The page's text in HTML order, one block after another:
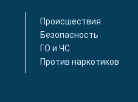
Происшествия
Безопасность
ГО и ЧС
Против наркотиков